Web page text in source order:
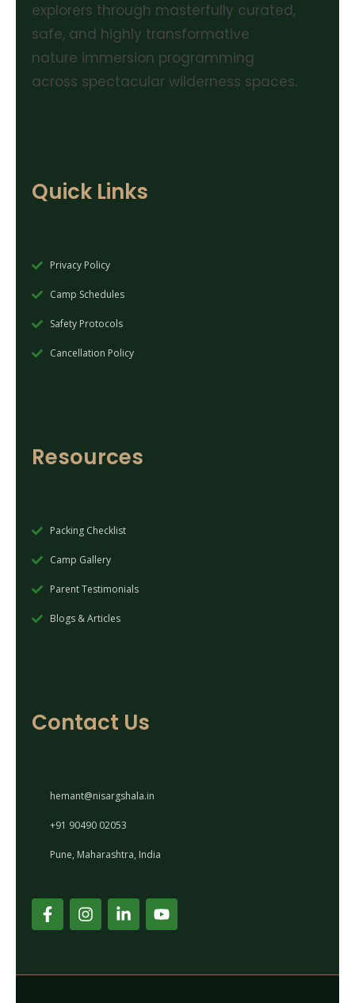
explorers through masterfully curated,
safe, and highly transformative
nature immersion programming
across spectacular wilderness spaces.
Quick Links
Privacy Policy
Camp Schedules
Safety Protocols
Cancellation Policy
Resources
Packing Checklist
Camp Gallery
Parent Testimonials
Blogs & Articles
Contact Us
hemant@nisargshala.in
+91 90490 02053
Pune, Maharashtra, India